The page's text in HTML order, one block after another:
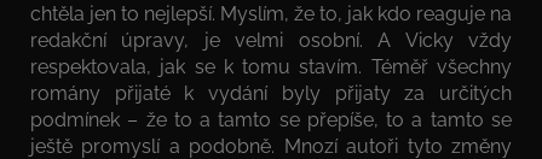
chtěla jen to nejlepší. Myslím, že to, jak kdo reaguje na
redakční úpravy, je velmi osobní. A Vicky vždy
respektovala, jak se k tomu stavím. Téměř všechny
romány přijaté k vydání byly přijaty za určitých
podmínek – že to a tamto se přepíše, to a tamto se
ještě promyslí a podobně. Mnozí autoři tyto změny